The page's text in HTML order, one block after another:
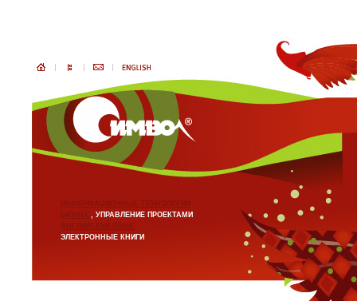
ИНФОРМАЦИОННЫЕ ТЕХНОЛОГИИ
БИЗНЕС, УПРАВЛЕНИЕ ПРОЕКТАМИ
АНГЛИЙСКИЙ ЯЗЫК
ЭЛЕКТРОННЫЕ КНИГИ